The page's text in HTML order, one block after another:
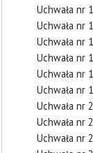
Uchwała nr
Uchwała nr
Uchwała nr
Uchwała nr
Uchwała nr
Uchwała nr
Uchwała nr
Uchwała nr
Uchwała nr